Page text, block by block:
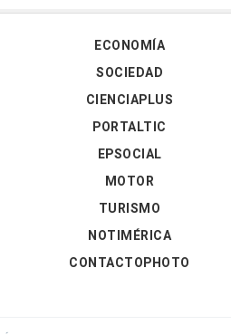
ECONOMÍA
SOCIEDAD
CIENCIAPLUS
PORTALTIC
EPSOCIAL
MOTOR
TURISMO
NOTIMÉRICA
CONTACTOPHOTO